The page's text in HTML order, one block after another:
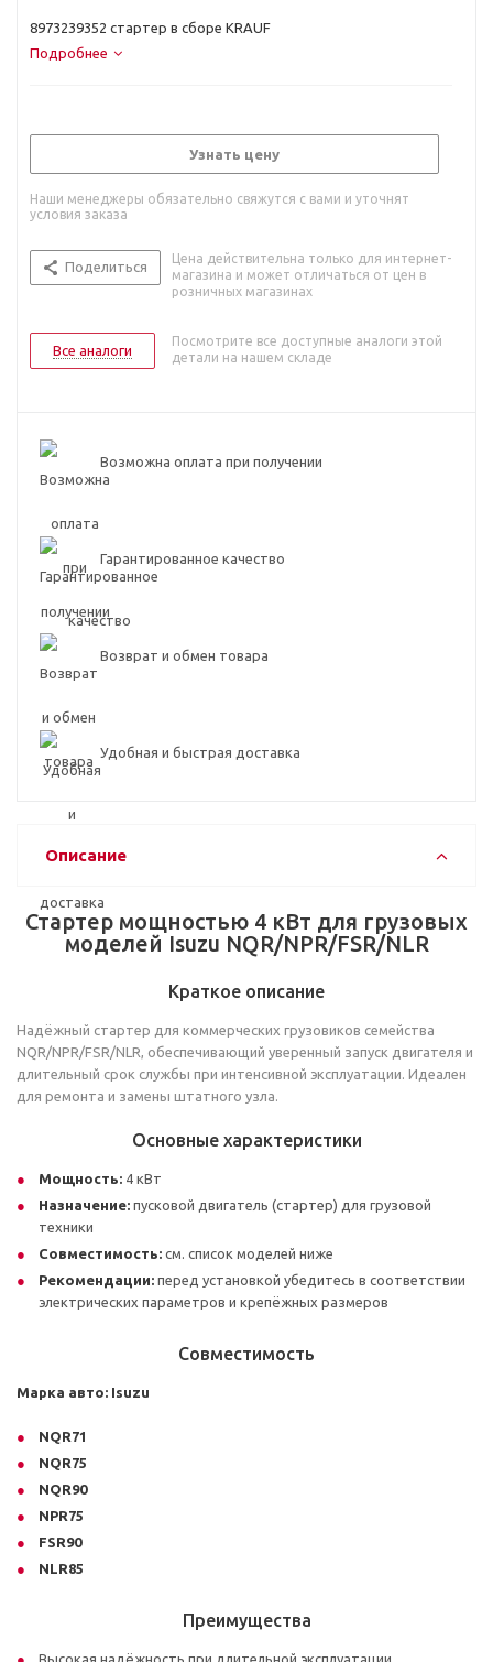
8973239352 стартер в сборе KRAUF
Подробнее
Узнать цену
Наши менеджеры обязательно свяжутся с вами и уточнят
условия заказа
Поделиться
Цена действительна только для интернет-
магазина и может отличаться от цен в
розничных магазинах
Все аналоги
Посмотрите все доступные аналоги этой
детали на нашем складе
Возможна оплата при получении
Гарантированное качество
Возврат и обмен товара
Удобная и быстрая доставка
Описание
Стартер мощностью 4 кВт для грузовых
моделей Isuzu NQR/NPR/FSR/NLR
Краткое описание
Надёжный стартер для коммерческих грузовиков семейства
NQR/NPR/FSR/NLR, обеспечивающий уверенный запуск двигателя и
длительный срок службы при интенсивной эксплуатации. Идеален
для ремонта и замены штатного узла.
Основные характеристики
Мощность: 4 кВт
Назначение: пусковой двигатель (стартер) для грузовой
техники
Совместимость: см. список моделей ниже
Рекомендации: перед установкой убедитесь в соответствии
электрических параметров и крепёжных размеров
Совместимость
Марка авто: Isuzu
NQR71
NQR75
NQR90
NPR75
FSR90
NLR85
Преимущества
Высокая надёжность при длительной эксплуатации